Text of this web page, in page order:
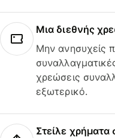
Μια διεθνής
Μην ανησυχείς
χρεώσεις
εξωτερικό.
Στείλε χρήματα